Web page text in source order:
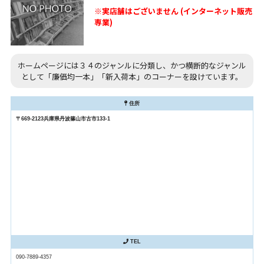
※実店舗はございません (インターネット販売
専業)
ホームページには３４のジャンルに分類し、かつ横断的なジャンル
として「廉価均一本」「新入荷本」のコーナーを設けています。
住所
〒669-2123兵庫県丹波篠山市古市133-1
TEL
090-7889-4357